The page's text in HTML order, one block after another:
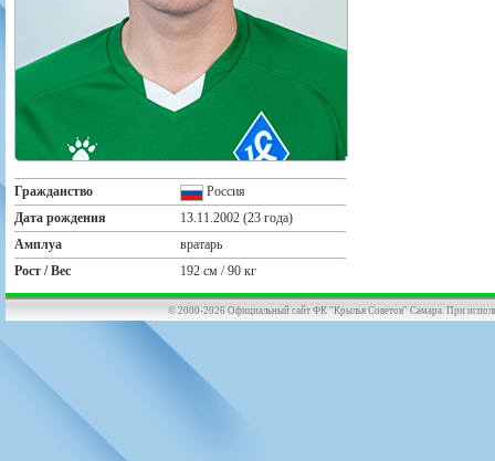
Шахматка
Статистика состава
Крылья Советов-2
Календарь
Шахматка
Стадион "Металлург"
Гражданство
Россия
Дата рождения
13.11.2002 (23 года)
Амплуа
вратарь
Рост / Вес
192 см / 90 кг
© 2000-2026 Официальный сайт ФК "Крылья Советов" Самара. При